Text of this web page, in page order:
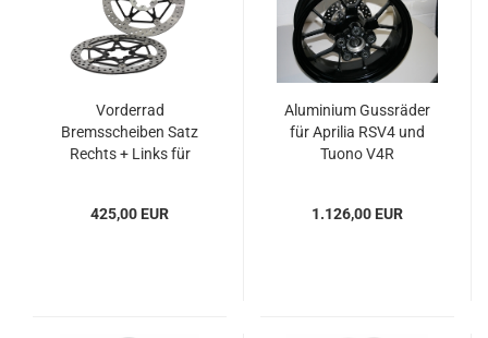
Vorderrad
Bremsscheiben Satz
Rechts + Links für
425,00 EUR
Aluminium Gussräder
für Aprilia RSV4 und
Tuono V4R
1.126,00 EUR